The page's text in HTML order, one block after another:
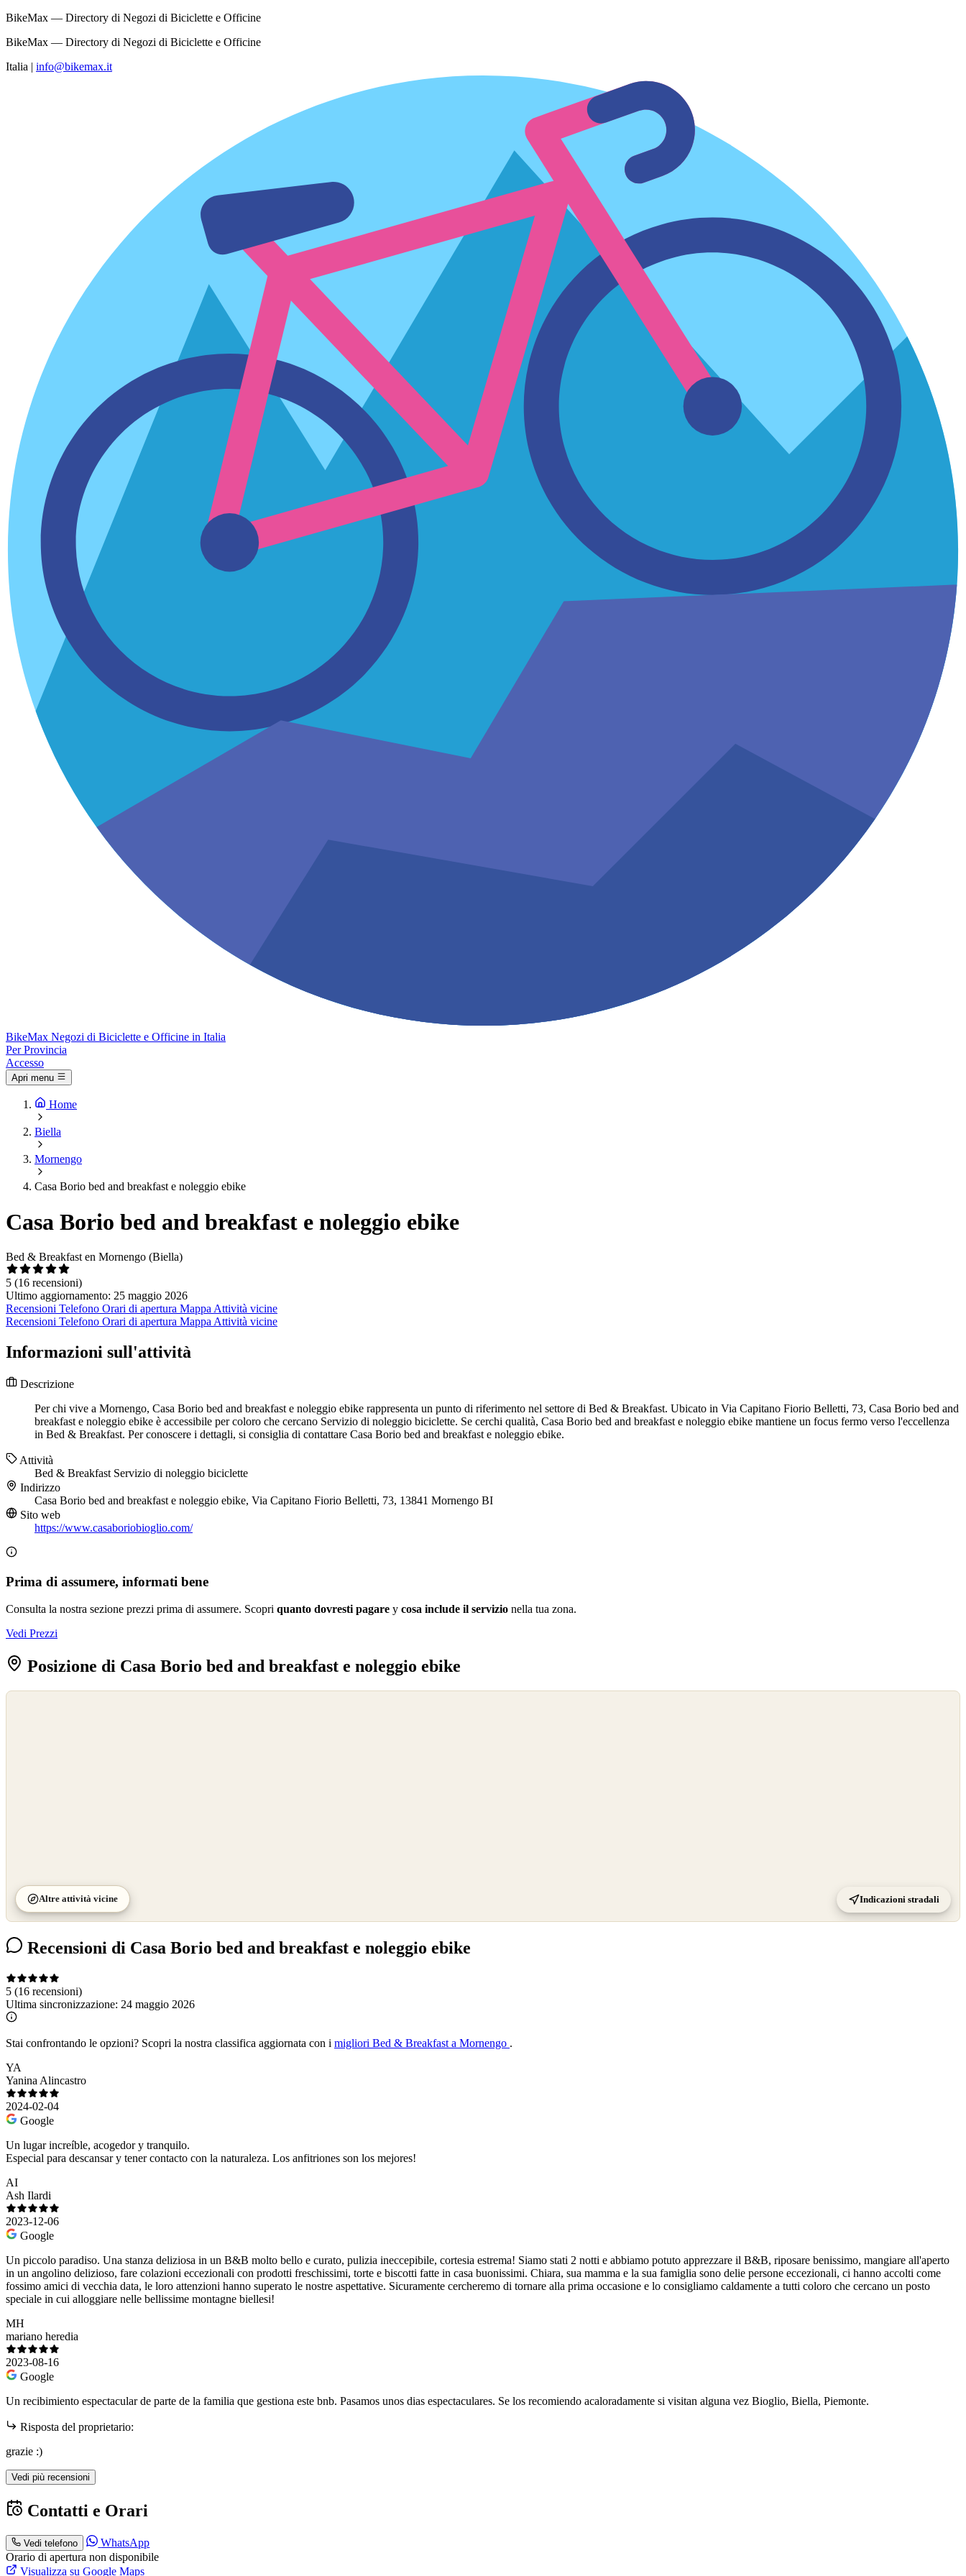
BikeMax — Directory di Negozi di Biciclette e Officine
BikeMax — Directory di Negozi di Biciclette e Officine
Italia | info@bikemax.it
BikeMax Negozi di Biciclette e Officine in Italia
Per Provincia
Accesso
Apri menu
Home
Biella
Mornengo
Casa Borio bed and breakfast e noleggio ebike
Casa Borio bed and breakfast e noleggio ebike
Bed & Breakfast en Mornengo (Biella)
5 (16 recensioni)
Ultimo aggiornamento: 25 maggio 2026
Recensioni Telefono Orari di apertura Mappa Attività vicine
Recensioni Telefono Orari di apertura Mappa Attività vicine
Informazioni sull'attività
Descrizione
Per chi vive a Mornengo, Casa Borio bed and breakfast e noleggio ebike rappresenta un punto di riferimento nel settore di Bed & Breakfast. Ubicato in Via Capitano Fiorio Belletti, 73, Casa Borio bed and
breakfast e noleggio ebike è accessibile per coloro che cercano Servizio di noleggio biciclette. Se cerchi qualità, Casa Borio bed and breakfast e noleggio ebike mantiene un focus fermo verso l'eccellenza
in Bed & Breakfast. Per conoscere i dettagli, si consiglia di contattare Casa Borio bed and breakfast e noleggio ebike.
Attività
Bed & Breakfast Servizio di noleggio biciclette
Indirizzo
Casa Borio bed and breakfast e noleggio ebike, Via Capitano Fiorio Belletti, 73, 13841 Mornengo BI
Sito web
https://www.casaboriobioglio.com/
Prima di assumere, informati bene
Consulta la nostra sezione prezzi prima di assumere. Scopri quanto dovresti pagare y cosa include il servizio nella tua zona.
Vedi Prezzi
Posizione di Casa Borio bed and breakfast e noleggio ebike
Altre attività vicine Indicazioni stradali
Recensioni di Casa Borio bed and breakfast e noleggio ebike
5 (16 recensioni)
Ultima sincronizzazione: 24 maggio 2026
Stai confrontando le opzioni? Scopri la nostra classifica aggiornata con i migliori Bed & Breakfast a Mornengo .
YA
Yanina Alincastro
2024-02-04
Google
Un lugar increíble, acogedor y tranquilo.
Especial para descansar y tener contacto con la naturaleza. Los anfitriones son los mejores!
AI
Ash Ilardi
2023-12-06
Google
Un piccolo paradiso. Una stanza deliziosa in un B&B molto bello e curato, pulizia ineccepibile, cortesia estrema! Siamo stati 2 notti e abbiamo potuto apprezzare il B&B, riposare benissimo, mangiare all'aperto
in un angolino delizioso, fare colazioni eccezionali con prodotti freschissimi, torte e biscotti fatte in casa buonissimi. Chiara, sua mamma e la sua famiglia sono delie persone eccezionali, ci hanno accolti come
fossimo amici di vecchia data, le loro attenzioni hanno superato le nostre aspettative. Sicuramente cercheremo di tornare alla prima occasione e lo consigliamo caldamente a tutti coloro che cercano un posto
speciale in cui alloggiare nelle bellissime montagne biellesi!
MH
mariano heredia
2023-08-16
Google
Un recibimiento espectacular de parte de la familia que gestiona este bnb. Pasamos unos dias espectaculares. Se los recomiendo acaloradamente si visitan alguna vez Bioglio, Biella, Piemonte.
Risposta del proprietario:
grazie :)
Vedi più recensioni
Contatti e Orari
Vedi telefono
WhatsApp
Orario di apertura non disponibile
Visualizza su Google Maps